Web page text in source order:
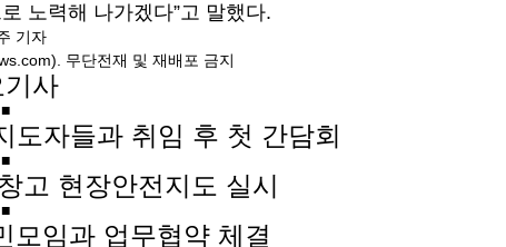
노력해 나가겠다”고 말했다.
기자
무단전재 및 재배포 금지
사
■
도자들과 취임 후 첫 간담회
■
고 현장안전지도 실시
■
모임과 업무협약 체결